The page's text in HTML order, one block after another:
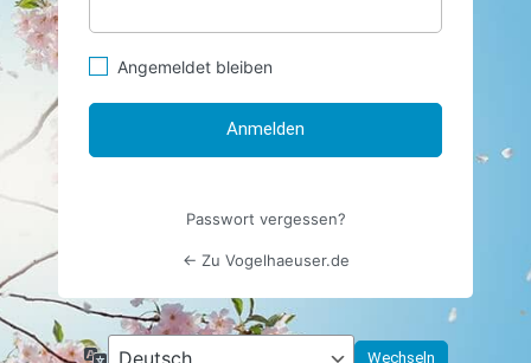
Angemeldet bleiben
Passwort vergessen?
← Zu Vogelhaeuser.de
Sprache